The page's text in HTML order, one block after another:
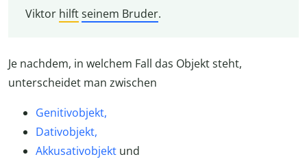
Viktor hilftseinem Bruder.
Je nachdem, in welchem Fall das Objekt steht,
unterscheidet man zwischen
Genitivobjekt,
Dativobjekt,
Akkusativobjekt und